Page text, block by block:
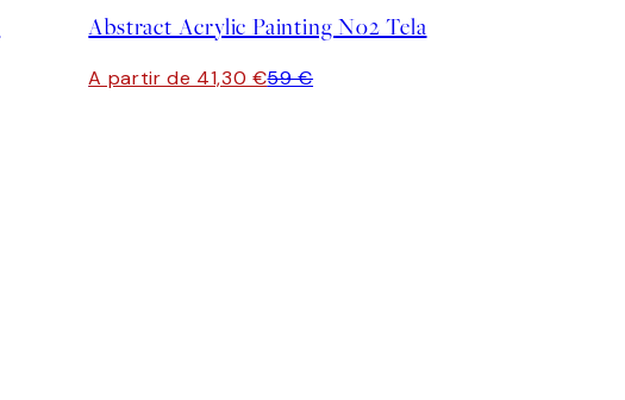
Abstract Acrylic Painting No2 Tela
A partir de 41,30 €59 €